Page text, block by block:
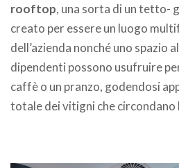
rooftop, una sorta di un tetto-
creato per essere un luogo
dell’azienda nonché uno spazio
dipendenti possono usufruire
caffè o un pranzo, godendosi
totale dei vitigni che circondano